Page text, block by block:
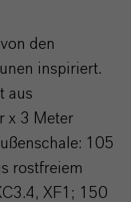
den
inspiriert.
aus
x 3 Meter
105
rostfreiem
XF1; 150